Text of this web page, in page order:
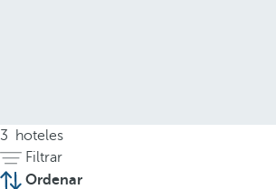
3
hoteles
Filtrar
Ordenar